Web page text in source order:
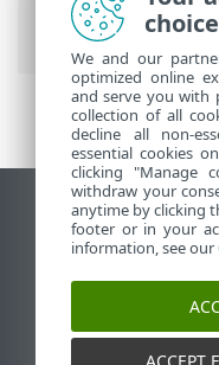
ESET PROTECT
檢視桌面網站
End of Life
ESET 知識庫
ESET Status
choice
We and our
optimized online
and serve you with
collection of all
decline all non-
essential cookies
clicking "Manage
withdraw your
anytime by clicking
footer or in your
information, see our